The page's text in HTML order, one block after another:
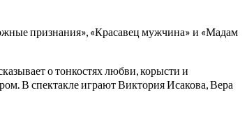
признания», «Красавец мужчина» и «Мадам
о тонкостях любви, корысти и
В спектакле играют Виктория Исакова, Вера